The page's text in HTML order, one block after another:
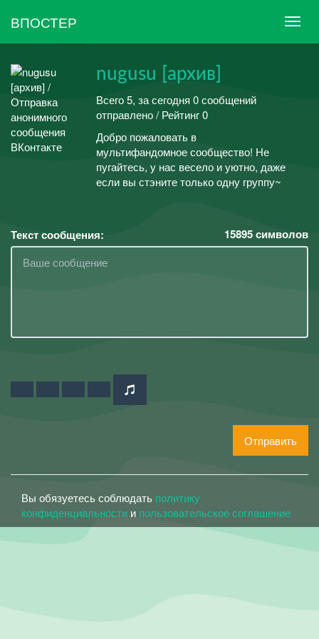
ВПОСТЕР
nugusu [архив]
Всего 5, за сегодня 0 сообщений
отправлено / Рейтинг 0
Добро пожаловать в
мультифандомное сообщество! Не
пугайтесь, у нас весело и уютно, даже
если вы стэните только одну группу~
Текст сообщения: 15895символов
Отправить
Вы обязуетесь соблюдать политику
конфиденциальности и пользовательское соглашение